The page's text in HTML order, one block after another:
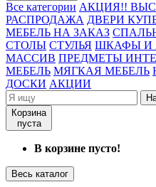
Все категории АКЦИЯ!!
РАСПРОДАЖА ДВЕРИ
МЕБЕЛЬ НА ЗАКАЗ
СТОЛЫ СТУЛЬЯ ШКАФЫ И
МАССИВ ПРЕДМЕТЫ
МЕБЕЛЬ МЯГКАЯ МЕБЕЛЬ
ДОСКИ АКЦИИ
Корзина
пуста
В корзине пусто!
Весь каталог